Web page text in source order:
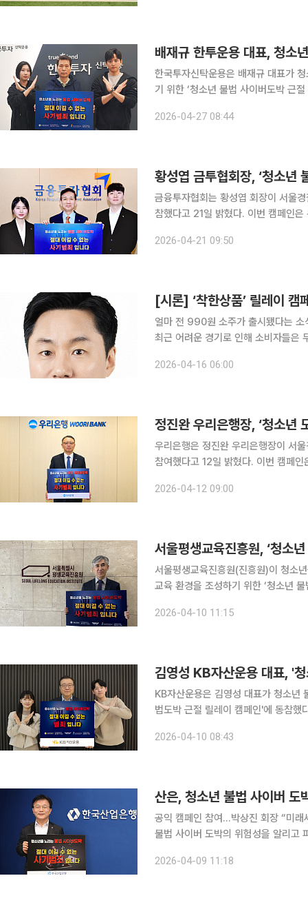
배재규 한투운용 대표, 청소
한국투자신탁운용은 배재규 대표가
기 위한 ‘청소년 불법 사이버도박 근절 릴레
회적 경각심을 높이고, 범죄 예방을
2026-04-27 08:44
황성엽 금투협회장, ‘청소년
금융투자협회는 황성엽 회장이 서울
참했다고 21일 밝혔다. 이번 캠페인은 온라인·모바일 환경을 통해 확산하고 있는 청소년 대상 불법
실천 운동이다. 황성엽 금융
2026-04-21 09:50
[시론] ‘착한상품’ 릴레이 캠
얼마 전 990원 소주가 출시됐다는 소
최근 어려운 경기로 인해 소비자들은
을 기반으로 한 소주 기업인 선양소
2026-04-16 06:00
정진완 우리은행장, ‘청소년
우리은행은 정진완 우리은행장이 서
참여했다고 12일 밝혔다. 이번 캠페인은 청소년 불법도박의 위험성을 알리고 사회적 경각심을 높이
2026-04-12 09:00
서울평생교육진흥원, ‘청소
서울평생교육진흥원(진흥원)이 청소
교육 환경을 조성하기 위한 ‘청소년
기 범죄입니다'라는 슬로건으로 3월
2026-04-10 11:15
김영성 KB자산운용 대표, '
KB자산운용은 김영성 대표가 청소년
법도박 근절 릴레이 캠페인'에 동참했다고 10일 밝혔다. 해당 캠페
위해 마련됐다. 김 대표는 강
2026-04-10 08:43
산은, 청소년 불법 사이버 도
공익 캠페인 참여…박상진 회장 “미래세대 보호
불법 사이버 도박의 위험성을 알리고
밝혔다. 이번 캠페인은 청소년 불
2026-04-09 11:18